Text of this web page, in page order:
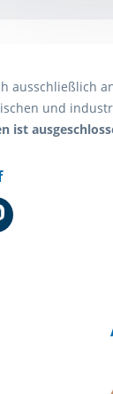
ausschließlich
und
ist